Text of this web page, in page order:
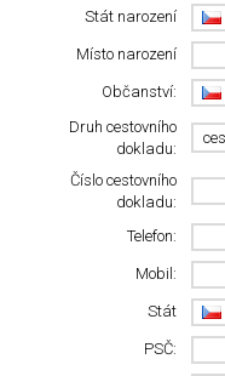
Stát narození
Místo narození
Občanství:
Druh cestovního
dokladu:
Číslo cestovního
dokladu:
Telefon:
Mobil:
Stát
PSČ: